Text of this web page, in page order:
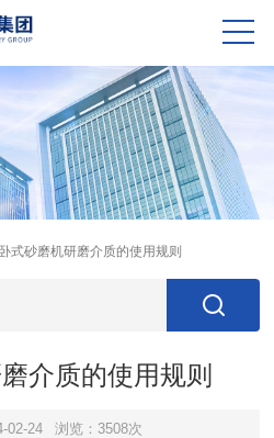
式砂磨机研磨介质的使用规则
介质的使用规则
02-24 浏览：3508次